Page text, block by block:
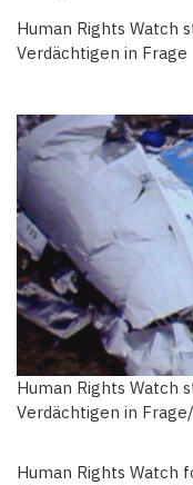
Human Rights Watch
Verdächtigen in Frage
Human Rights Watch
Verdächtigen in
Human Rights Watch